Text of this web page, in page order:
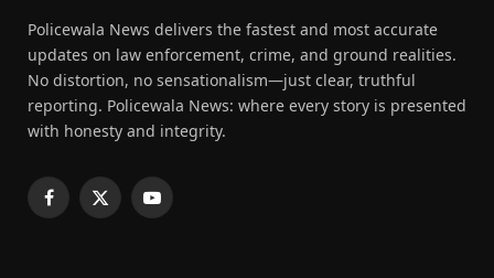
Policewala News delivers the fastest and most accurate
updates on law enforcement, crime, and ground realities.
No distortion, no sensationalism—just clear, truthful
reporting. Policewala News: where every story is presented
with honesty and integrity.
Facebook
X
YouTube